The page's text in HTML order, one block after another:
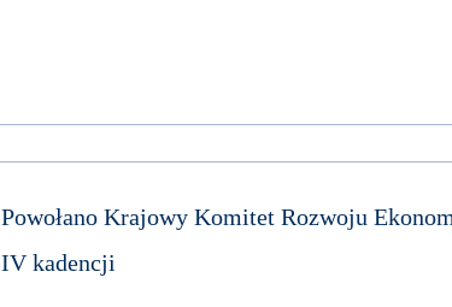
Powołano Krajowy Komitet Rozwoju
IV kadencji